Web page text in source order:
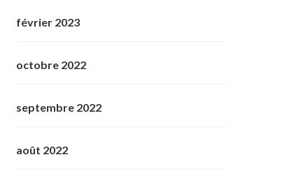
février 2023
octobre 2022
septembre 2022
août 2022